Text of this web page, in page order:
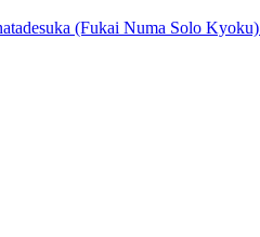
(Fukai Numa Solo Kyoku)